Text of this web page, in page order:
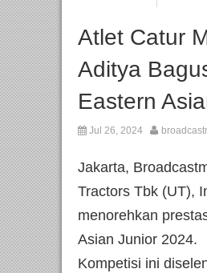
Atlet Catur
Aditya
Eastern
Jul 26, 2024
Jakarta,
Tractors Tbk (UT),
menorehkan
Asian Junior 2024.
Kompetisi ini